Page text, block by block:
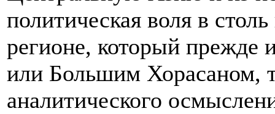
политическая воля в
регионе, который
или Большим Хорасаном,
аналитического